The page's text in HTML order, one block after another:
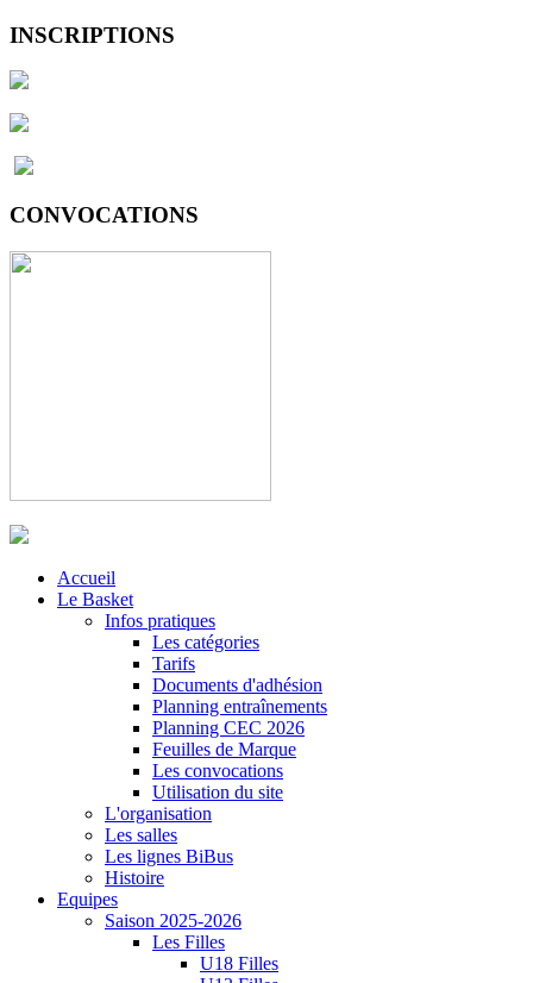
INSCRIPTIONS
CONVOCATIONS
Accueil
Le Basket
Infos pratiques
Les catégories
Tarifs
Documents d'adhésion
Planning entraînements
Planning CEC 2026
Feuilles de Marque
Les convocations
Utilisation du site
L'organisation
Les salles
Les lignes BiBus
Histoire
Equipes
Saison 2025-2026
Les Filles
U18 Filles